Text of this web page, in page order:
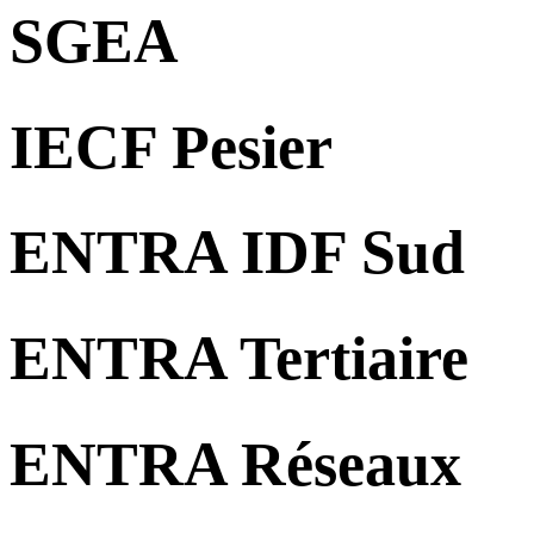
SGEA
IECF Pesier
ENTRA IDF Sud
ENTRA Tertiaire
ENTRA Réseaux